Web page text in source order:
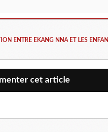
cet article